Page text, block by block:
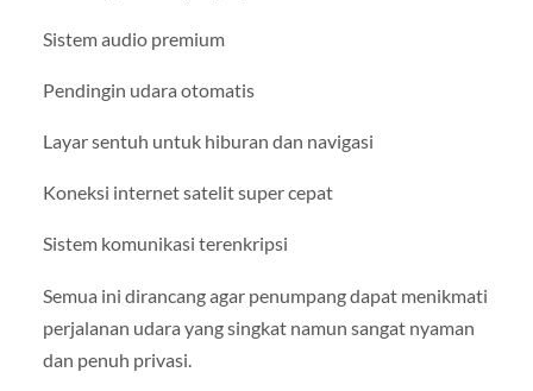
Sistem audio premium
Pendingin udara otomatis
Layar sentuh untuk hiburan dan navigasi
Koneksi internet satelit super cepat
Sistem komunikasi terenkripsi
Semua ini dirancang agar penumpang dapat menikmati
perjalanan udara yang singkat namun sangat nyaman
dan penuh privasi.